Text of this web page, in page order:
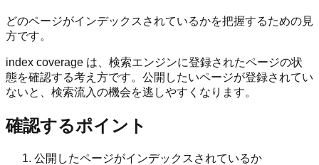
どのページがインデックスされているかを把握するための見
方です。
index coverage は、検索エンジンに登録されたページの状
態を確認する考え方です。公開したいページが登録されてい
ないと、検索流入の機会を逃しやすくなります。
確認するポイント
公開したページがインデックスされているか